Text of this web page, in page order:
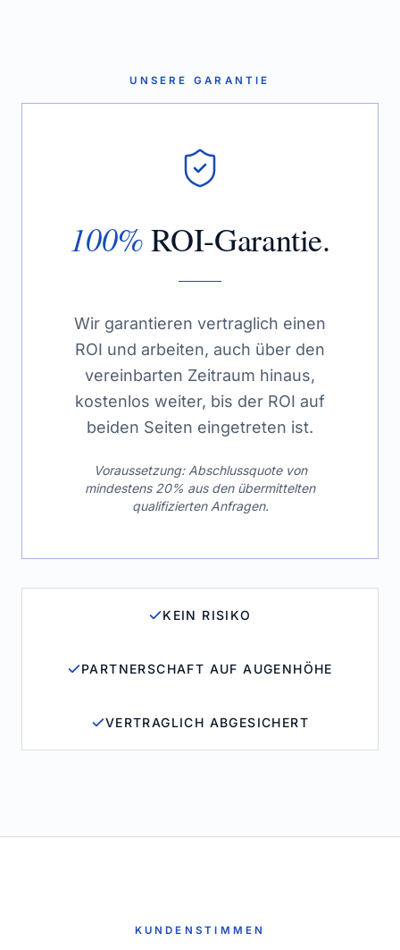
UNSERE GARANTIE
100%ROI-Garantie.
Wir garantieren vertraglich einen
ROI und arbeiten, auch über den
vereinbarten Zeitraum hinaus,
kostenlos weiter, bis der ROI auf
beiden Seiten eingetreten ist.
Voraussetzung: Abschlussquote von
mindestens 20% aus den übermittelten
qualifizierten Anfragen.
KEIN RISIKO
PARTNERSCHAFT AUF AUGENHÖHE
VERTRAGLICH ABGESICHERT
KUNDENSTIMMEN